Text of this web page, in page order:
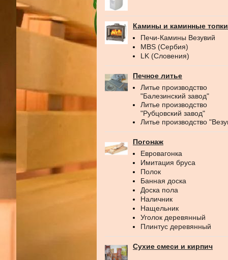
Камины и каминные топки
Печи-Камины Везувий
MBS (Сербия)
LK (Словения)
Печное литье
Литье производство
"Балезинский завод"
Литье производство
"Рубцовский завод"
Литье производство
Погонаж
Евровагонка
Имитация бруса
Полок
Банная доска
Доска пола
Наличник
Нащельник
Уголок деревянный
Плинтус деревянный
Сухие смеси и кирпич